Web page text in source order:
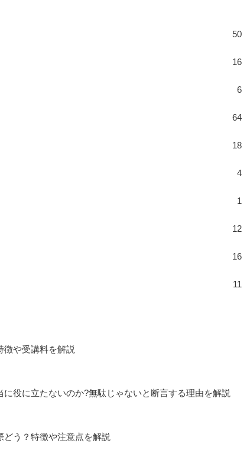
50
16
6
64
18
4
1
12
16
11
や受講料を解説
役に立たないのか?無駄じゃないと断言する理由を解説
どう？特徴や注意点を解説